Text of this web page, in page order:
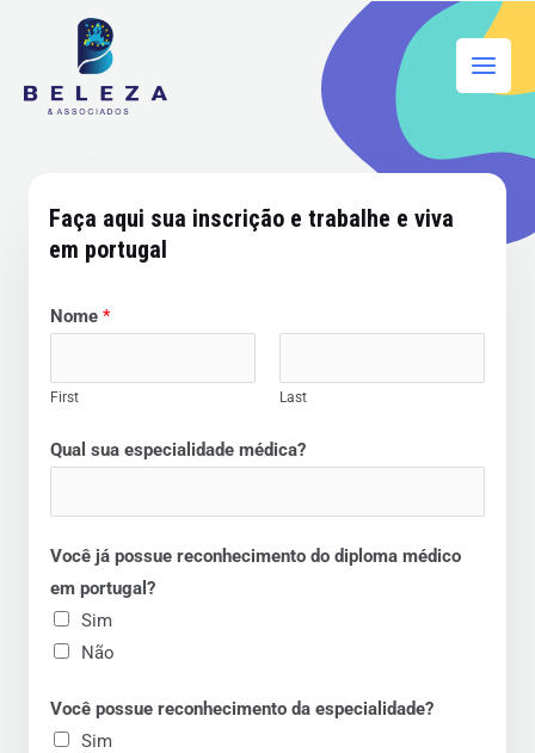
Main
Menu
Faça aqui sua inscrição e trabalhe e viva
em portugal
Nome *
First Last
Qual sua especialidade médica?
Você já possue reconhecimento do diploma médico
em portugal?
Sim
Não
Você possue reconhecimento da especialidade?
Sim